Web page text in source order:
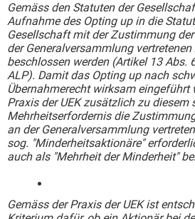
Gemäss den Statuten der
Aufnahme des Opting up in die
Gesellschaft mit der Zustimmung
der Generalversammlung
beschlossen werden (Artikel 13 Abs.
ALP). Damit das Opting up nach
Übernahmerecht wirksam eingeführt
Praxis der UEK zusätzlich zu diesem
Mehrheitserfordernis die
an der Generalversammlung
sog. "Minderheitsaktionäre"
auch als "Mehrheit der Minderheit"
Gemäss der Praxis der UEK ist